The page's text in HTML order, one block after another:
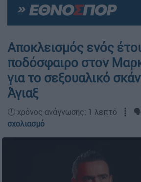
Αποκλεισμός ενός
ποδόσφαιρο στον
για το σεξουαλικό
Άγιαξ
🕛 χρόνος ανάγνωσης: 1 λεπτό ┋ 🗣️
σχολιασμό